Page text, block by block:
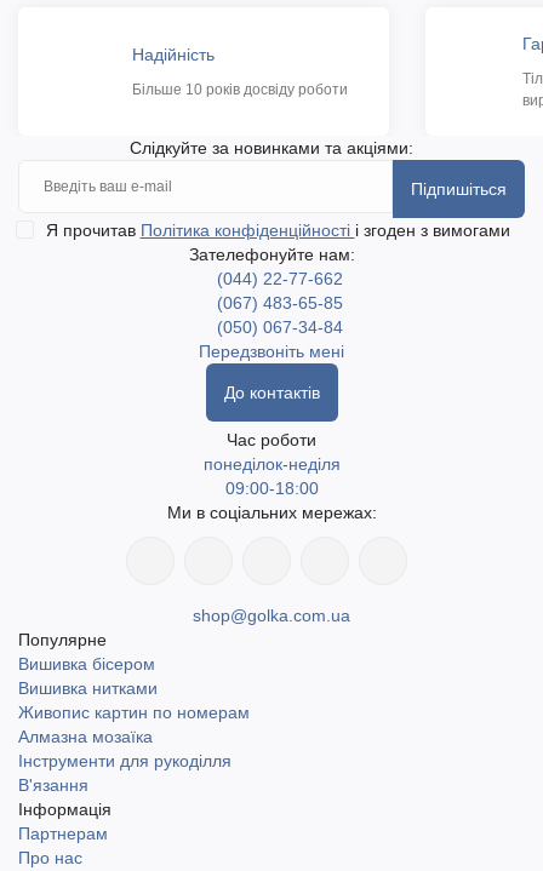
Надійність
Більше 10 років досвіду роботи
Слідкуйте за новинками та акціями:
Підпишіться
Я прочитав Політика конфіденційності і згоден з вимогами
Зателефонуйте нам:
(044) 22-77-662
(067) 483-65-85
(050) 067-34-84
Передзвоніть мені
До контактів
Час роботи
понеділок-неділя
09:00-18:00
Ми в соціальних мережах:
shop@golka.com.ua
Популярне
Вишивка бісером
Вишивка нитками
Живопис картин по номерам
Алмазна мозаїка
Інструменти для рукоділля
В'язання
Інформація
Партнерам
Про нас